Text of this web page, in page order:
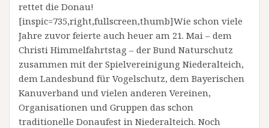
rettet die Donau!
[inspic=735,right,fullscreen,thumb]Wie schon viele
Jahre zuvor feierte auch heuer am 21. Mai – dem
Christi Himmelfahrtstag – der Bund Naturschutz
zusammen mit der Spielvereinigung Niederalteich,
dem Landesbund für Vogelschutz, dem Bayerischen
Kanuverband und vielen anderen Vereinen,
Organisationen und Gruppen das schon
traditionelle Donaufest in Niederalteich. Noch